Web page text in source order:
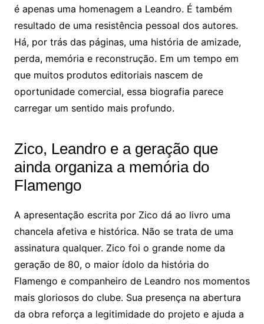
é apenas uma homenagem a Leandro. É também
resultado de uma resistência pessoal dos autores.
Há, por trás das páginas, uma história de amizade,
perda, memória e reconstrução. Em um tempo em
que muitos produtos editoriais nascem de
oportunidade comercial, essa biografia parece
carregar um sentido mais profundo.
Zico, Leandro e a geração que
ainda organiza a memória do
Flamengo
A apresentação escrita por Zico dá ao livro uma
chancela afetiva e histórica. Não se trata de uma
assinatura qualquer. Zico foi o grande nome da
geração de 80, o maior ídolo da história do
Flamengo e companheiro de Leandro nos momentos
mais gloriosos do clube. Sua presença na abertura
da obra reforça a legitimidade do projeto e ajuda a